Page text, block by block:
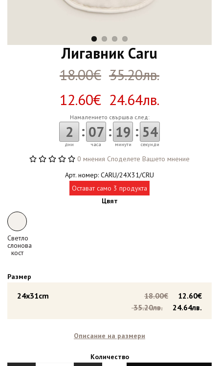
Лигавник Caru
18.00€ 35.20лв.
12.60€ 24.64лв.
Намалението свършва след:
2
дни
: 07
часа
: 19
минути
: 54
секунди
0 мнения Споделете Вашето мнение
Арт. номер: CARU/24X31/CRU
Остават само 3 продукта
Цвят
Светло
слонова
кост
Размер
24x31cm 12.60€
18.00€
24.64лв.
35.20лв.
Описание на размери
Количество